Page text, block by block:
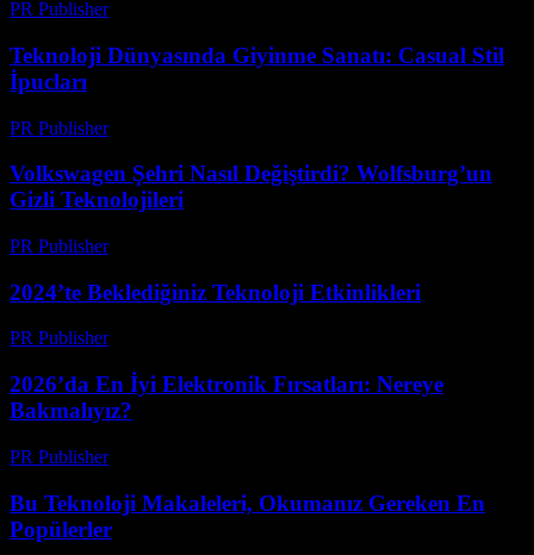
PR Publisher-
Teknoloji Dünyasında Giyinme Sanatı: Casual Stil
İpucları
PR Publisher-
Volkswagen Şehri Nasıl Değiştirdi? Wolfsburg’un
Gizli Teknolojileri
PR Publisher-
2024’te Beklediğiniz Teknoloji Etkinlikleri
PR Publisher-
2026’da En İyi Elektronik Fırsatları: Nereye
Bakmalıyız?
PR Publisher-
Bu Teknoloji Makaleleri, Okumanız Gereken En
Popülerler